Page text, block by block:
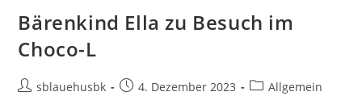
Bärenkind Ella zu Besuch im
Choco-L
sblauehusbk 4. Dezember 2023 Allgemein